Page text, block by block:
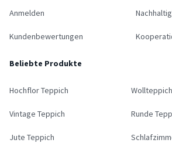
Anmelden
Kundenbewertungen
Beliebte Produkte
Hochflor Teppich Wollteppich
Vintage Teppich Runde
Jute Teppich